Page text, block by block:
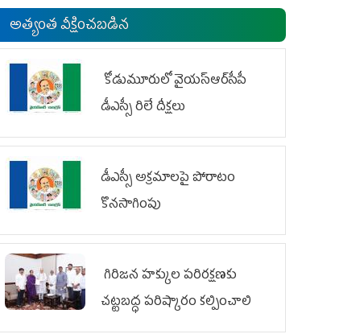
అత్యంత వీక్షించబడిన
కోడుమూరులో వైయ‌స్ఆర్‌సీపీ
డీఎస్సీ రిలే దీక్షలు
డీఎస్సీ అక్రమాలపై పోరాటం
కొనసాగింపు
గిరిజన హక్కుల పరిరక్షణకు
చట్టబద్ధ పరిష్కారం కల్పించాలి